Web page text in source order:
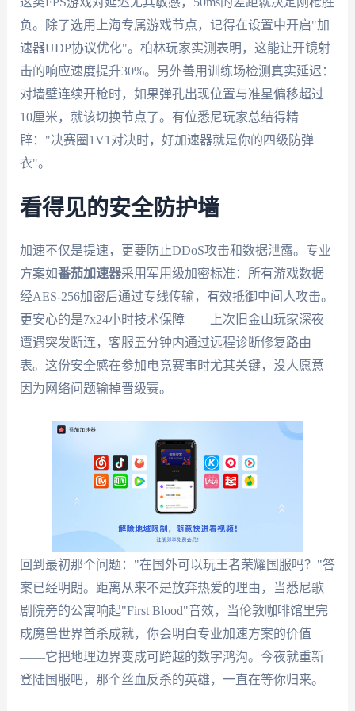
负。除了选用上海专属游戏节点，记得在设置中开启"加
速器UDP协议优化"。柏林玩家实测表明，这能让开镜射
击的响应速度提升30%。另外善用训练场检测真实延迟：
对墙壁连续开枪时，如果弹孔出现位置与准星偏移超过
10厘米，就该切换节点了。有位悉尼玩家总结得精
辟："决赛圈1V1对决时，好加速器就是你的四级防弹
衣"。
看得见的安全防护墙
加速不仅是提速，更要防止DDoS攻击和数据泄露。专业
方案如番茄加速器采用军用级加密标准：所有游戏数据
经AES-256加密后通过专线传输，有效抵御中间人攻击。
更安心的是7x24小时技术保障——上次旧金山玩家深夜
遭遇突发断连，客服五分钟内通过远程诊断修复路由
表。这份安全感在参加电竞赛事时尤其关键，没人愿意
因为网络问题输掉晋级赛。
回到最初那个问题："在国外可以玩王者荣耀国服吗？"答
案已经明朗。距离从来不是放弃热爱的理由，当悉尼歌
剧院旁的公寓响起"First Blood"音效，当伦敦咖啡馆里完
成魔兽世界首杀成就，你会明白专业加速方案的价值
——它把地理边界变成可跨越的数字鸿沟。今夜就重新
登陆国服吧，那个丝血反杀的英雄，一直在等你归来。